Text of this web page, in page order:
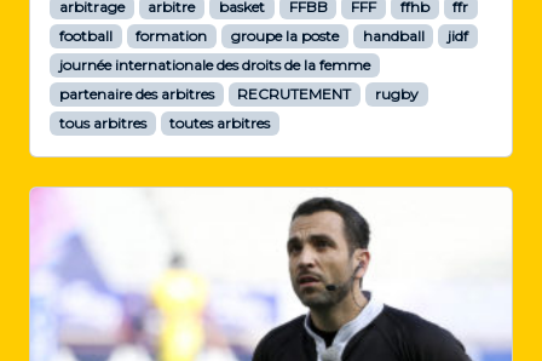
arbitrage arbitre basket FFBB FFF ffhb
ffr
football
formation groupe la poste handball
jidf
journée internationale des droits de la femme
partenaire des arbitres
RECRUTEMENT
rugby
tous arbitres
toutes arbitres